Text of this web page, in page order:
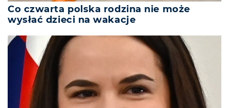
Co czwarta polska rodzina nie może
wysłać dzieci na wakacje